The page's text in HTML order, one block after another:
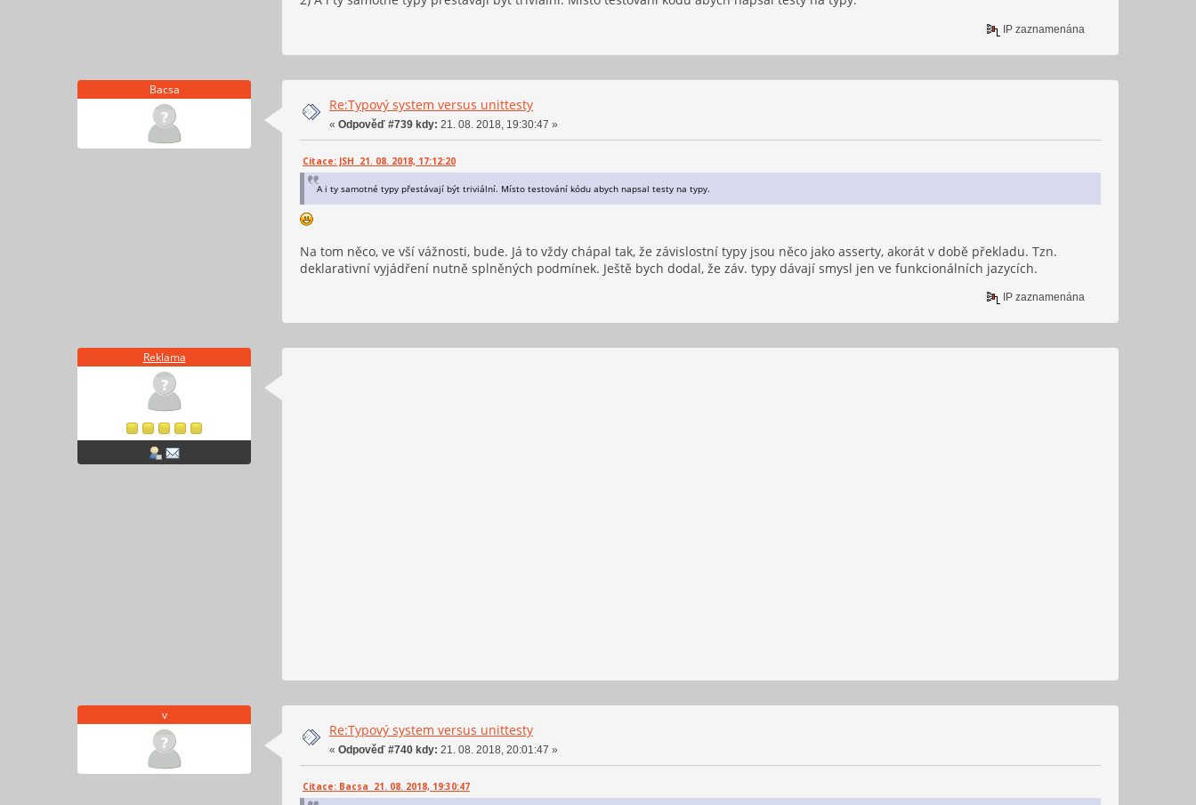
IP zaznamenána
Bacsa
Re:Typový system versus unittesty
« Odpověď #739 kdy: 21. 08. 2018, 19:30:47 »
Citace: JSH 21. 08. 2018, 17:12:20
A i ty samotné typy přestávají být triviální. Místo testování kódu abych napsal testy na typy.
Na tom něco, ve vší vážnosti, bude. Já to vždy chápal tak, že závislostní typy jsou něco jako asserty, akorát v době překladu. Tzn.
deklarativní vyjádření nutně splněných podmínek. Ještě bych dodal, že záv. typy dávají smysl jen ve funkcionálních jazycích.
IP zaznamenána
Reklama
v
Re:Typový system versus unittesty
« Odpověď #740 kdy: 21. 08. 2018, 20:01:47 »
Citace: Bacsa 21. 08. 2018, 19:30:47